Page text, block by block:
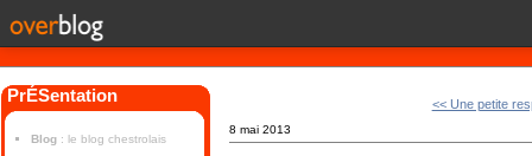
PrÉSentation
Blog : le blog chestrolais
<< Une petite
8 mai 2013